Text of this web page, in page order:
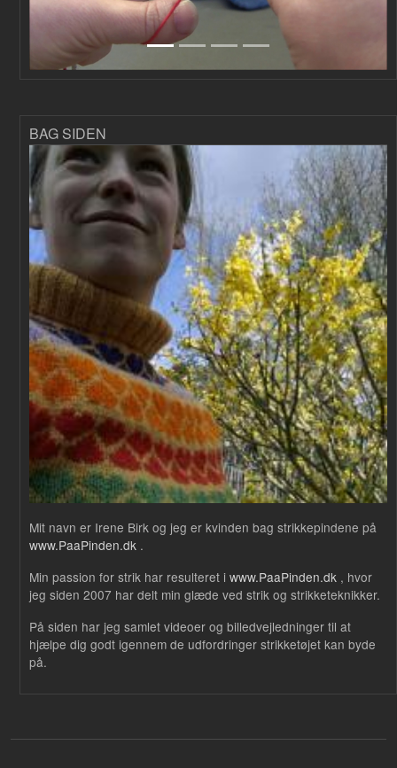
BAG SIDEN
Mit navn er Irene Birk og jeg er kvinden bag strikkepindene på
www.PaaPinden.dk .
Min passion for strik har resulteret i www.PaaPinden.dk , hvor
jeg siden 2007 har delt min glæde ved strik og strikketeknikker.
På siden har jeg samlet videoer og billedvejledninger til at
hjælpe dig godt igennem de udfordringer strikketøjet kan byde
på.